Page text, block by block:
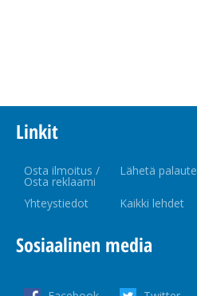
Linkit
Osta ilmoitus /
Osta reklaami
Lähetä palaute
Yhteystiedot Kaikki lehdet
Sosiaalinen media